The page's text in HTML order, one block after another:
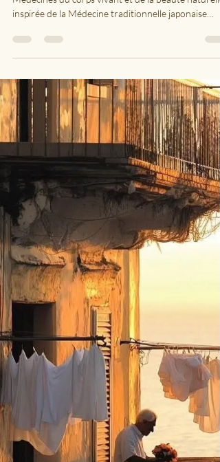
13 juil.
4 min de lecture
Retraite MUSE // du 7 au 9 août,
Val Morin
Cette retraite de 3 jours est une immersion dans les
Médecines du corps vivant et de la beauté naturelle,
inspirée de la Médecine traditionnelle japonaise
(Kanpo), de la philosophie zen du corps habité & des
soins ancestraux féminins. Cette retraite s’adresse
aux femmes qui ressentent : Une fatigue profonde
diffuse, Un corps en tension ou en retrait, Une
de contact avec leur centre, Un besoin de revenir à
une vitalité simple et naturelle, Un désir de
une be